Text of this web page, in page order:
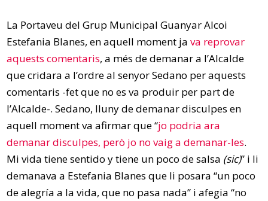
La Portaveu del Grup Municipal Guanyar Alcoi
Estefania Blanes, en aquell moment java reprovar
aquests comentaris, a més de demanar a l’Alcalde
que cridara a l’ordre al senyor Sedano per aquests
comentaris -fet que no es va produir per part de
l’Alcalde-. Sedano, lluny de demanar disculpes en
aquell moment va afirmar que “jo podria ara
demanar disculpes, però jo no vaig a demanar-les.
Mi vida tiene sentido y tiene un poco de salsa (sic)” i li
demanava a Estefania Blanes que li posara “un poco
de alegría a la vida, que no pasa nada” i afegia “no